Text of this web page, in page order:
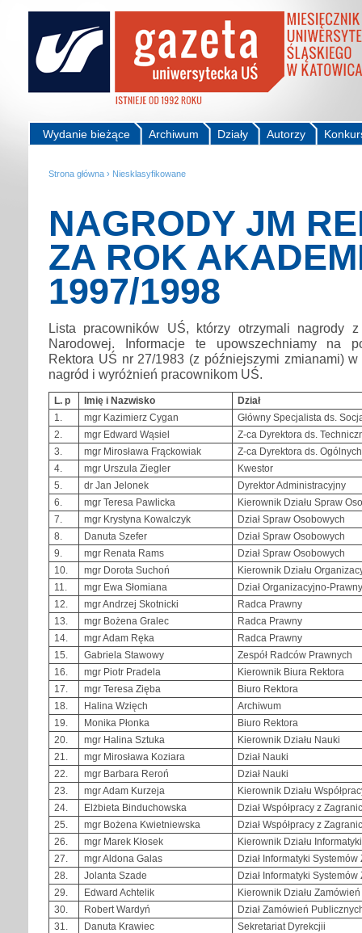
Autorzy
Działy
Archiwum
Wydanie bieżące
Strona główna › Niesklasyfikowane
NAGRODY JM
ZA ROK
1997/1998
Lista pracowników UŚ, którzy otrzymali nagrody
Narodowej. Informacje te upowszechniamy na
Rektora UŚ nr 27/1983 (z późniejszymi zmianami)
nagród i wyróżnień pracownikom UŚ.
L. p Imię i Nazwisko
Dział
1.
mgr Kazimierz Cygan
Główny Specjalista ds.
2.
mgr Edward Wąsiel
Z-ca Dyrektora ds.
3.
mgr Mirosława Frąckowiak
Z-ca Dyrektora ds.
4.
mgr Urszula Ziegler
Kwestor
5.
dr Jan Jelonek
Dyrektor Administracyjny
6.
mgr Teresa Pawlicka
Kierownik Działu Spraw
7.
mgr Krystyna Kowalczyk
Dział Spraw Osobowych
8.
Danuta Szefer
Dział Spraw Osobowych
9.
mgr Renata Rams
Dział Spraw Osobowych
10.
mgr Dorota Suchoń
Kierownik Działu
11.
mgr Ewa Słomiana
Dział Organizacyjno-Prawny
12.
mgr Andrzej Skotnicki
Radca Prawny
13.
mgr Bożena Gralec
Radca Prawny
14.
mgr Adam Ręka
Radca Prawny
15.
Gabriela Stawowy
Zespół Radców Prawnych
16.
mgr Piotr Pradela
Kierownik Biura Rektora
17.
mgr Teresa Zięba
Biuro Rektora
18.
Halina Wzięch
Archiwum
19.
Monika Płonka
Biuro Rektora
20.
mgr Halina Sztuka
Kierownik Działu Nauki
21.
mgr Mirosława Koziara
Dział Nauki
22.
mgr Barbara Reroń
Dział Nauki
23.
mgr Adam Kurzeja
Kierownik Działu
24.
Elżbieta Binduchowska
Dział Współpracy z
25.
mgr Bożena Kwietniewska
Dział Współpracy z
26.
mgr Marek Kłosek
Kierownik Działu
27.
mgr Aldona Galas
Dział Informatyki
28.
Jolanta Szade
Dział Informatyki
29.
Edward Achtelik
Kierownik Działu
30.
Robert Wardyń
Dział Zamówień
31.
Danuta Krawiec
Sekretariat Dyrekcjii